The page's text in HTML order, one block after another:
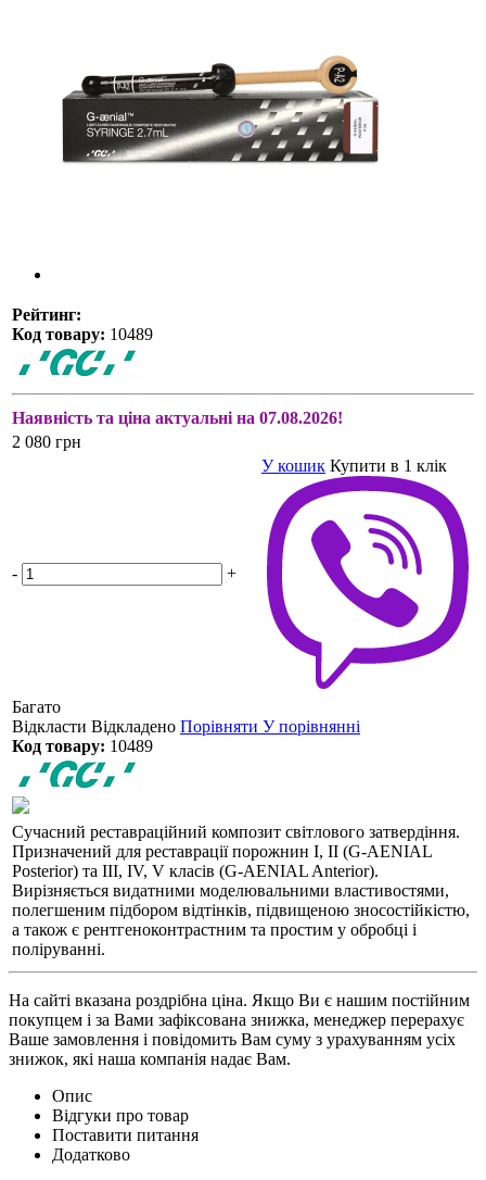
Рейтинг:
Код товару: 10489
Наявність та ціна актуальні на 07.08.2026!
2 080 грн
- +
У кошик Купити в 1 клік
Багато
Відкласти Відкладено Порівняти У порівнянні
Код товару: 10489
Сучасний реставраційний композит світлового затвердіння.
Призначений для реставрації порожнин I, II (G-AENIAL
Posterior) та III, IV, V класів (G-AENIAL Anterior).
Вирізняється видатними моделювальними властивостями,
полегшеним підбором відтінків, підвищеною зносостійкістю,
а також є рентгеноконтрастним та простим у обробці і
поліруванні.
На сайті вказана роздрібна ціна. Якщо Ви є нашим постійним
покупцем і за Вами зафіксована знижка, менеджер перерахує
Ваше замовлення і повідомить Вам суму з урахуванням усіх
знижок, які наша компанія надає Вам.
Опис
Відгуки про товар
Поставити питання
Додатково